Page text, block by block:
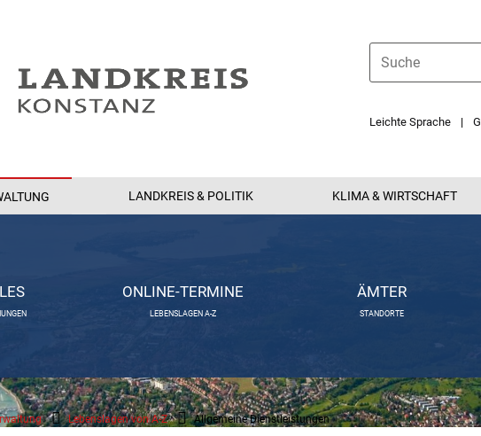
Leichte Sprache
LANDKREIS & POLITIK KLIMA & WIRTSCHAFT
ONLINE-TERMINE
LEBENSLAGEN A-Z
ÄMTER
STANDORTE
Lebenslagen von A-Z Allgemeine Dienstleistungen